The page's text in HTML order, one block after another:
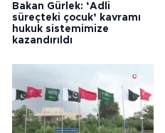
Bakan Gürlek: ‘Adli
süreçteki çocuk’ kavramı
hukuk sistemimize
kazandırıldı